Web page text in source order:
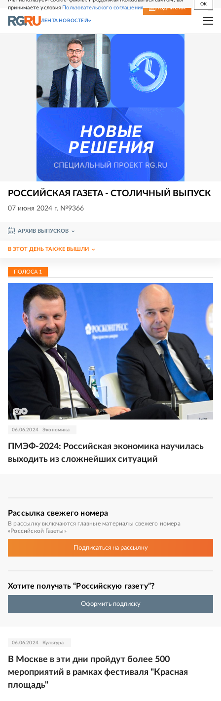
принимаете условия Пользовательского соглашения
OK
СВЕЖИЙ НОМЕР ПОДПИСКА
ЛЕНТА НОВОСТЕЙ
РОССИЙСКАЯ ГАЗЕТА - СТОЛИЧНЫЙ ВЫПУСК
07 июня 2024 г. №9366
АРХИВ ВЫПУСКОВ
В ЭТОТ ДЕНЬ ТАКЖЕ ВЫШЛИ
ПОЛОСА 1
06.06.2024 Экономика
ПМЭФ-2024: Российская экономика научилась
выходить из сложнейших ситуаций
Рассылка свежего номера
В рассылку включаются главные материалы свежего номера
«Российской Газеты»
Подписатьсяна рассылку
Хотите получать “Российскую газету”?
Оформить подписку
06.06.2024 Культура
В Москве в эти дни пройдут более 500
мероприятий в рамках фестиваля "Красная
площадь"